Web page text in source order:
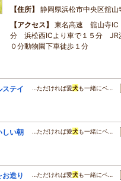
住所
静岡県浜松市中央区舘
アクセス
東名高速 舘山寺IC
分 浜松西ICより車で１５分 JR
０分動物園下車徒歩１分
ステイ
…ただければ愛犬も一緒にベ…
しい朝
…ただければ愛犬も一緒にベ…
お造り
…ただければ愛犬も一緒にベ…